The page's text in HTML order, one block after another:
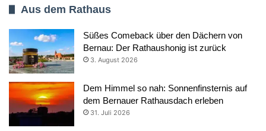
Aus dem Rathaus
Süßes Comeback über den Dächern von
Bernau: Der Rathaushonig ist zurück
3. August 2026
Dem Himmel so nah: Sonnenfinsternis auf
dem Bernauer Rathausdach erleben
31. Juli 2026